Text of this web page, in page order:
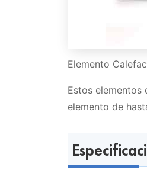
Elemento
Estos elementos
elemento de